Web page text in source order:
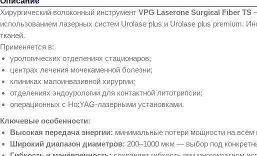
Хирургический волоконный инструмент VPG Laserone Surgical Fiber TS
использованием лазерных систем Urolase plus и Urolase plus premium.
тканей.
Применяется в:
урологических отделениях стационаров;
центрах лечения мочекаменной болезни;
клиниках малоинвазивной хирургии;
отделениях эндоурологии для контактной литотрипсии;
операционных с Ho:YAG‑лазерными установками.
Ключевые особенности:
Высокая передача энергии: минимальные потери мощности на всём
Широкий диапазон диаметров: 200–1000 мкм — выбор под